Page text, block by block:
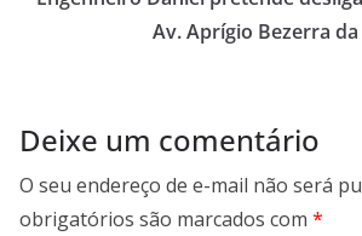
Av. Aprígio Bezerra
Deixe um comentário
O seu endereço de e-mail não será
obrigatórios são marcados com *